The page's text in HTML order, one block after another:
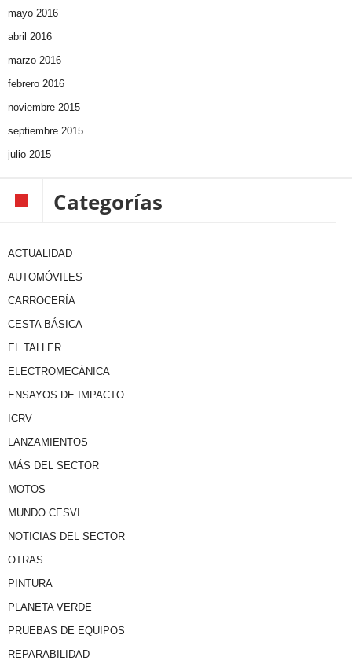
mayo 2016
abril 2016
marzo 2016
febrero 2016
noviembre 2015
septiembre 2015
julio 2015
Categorías
ACTUALIDAD
AUTOMÓVILES
CARROCERÍA
CESTA BÁSICA
EL TALLER
ELECTROMECÁNICA
ENSAYOS DE IMPACTO
ICRV
LANZAMIENTOS
MÁS DEL SECTOR
MOTOS
MUNDO CESVI
NOTICIAS DEL SECTOR
OTRAS
PINTURA
PLANETA VERDE
PRUEBAS DE EQUIPOS
REPARABILIDAD